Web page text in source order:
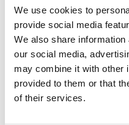
We use cookies to
provide social media
We also share
our social media,
may combine it with other
provided to them or that
of their services.
Första
415,00kr